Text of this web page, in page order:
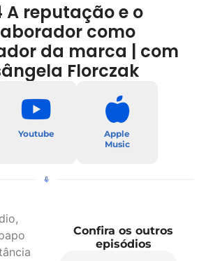
A reputação e o
como
da marca | com
Florczak
Youtube
Apple
Music
Confira os outros
episódios